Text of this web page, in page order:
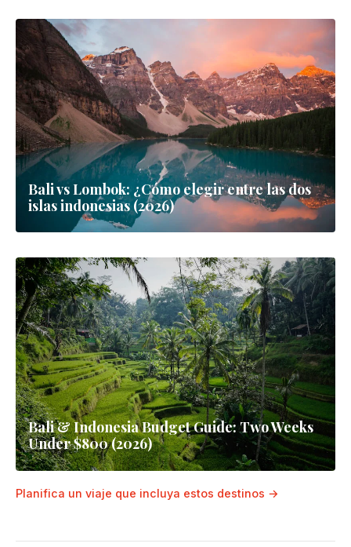
Bali con Niños 2026: Templos Aptos para
Familias, Playas y Aventuras en la Selva